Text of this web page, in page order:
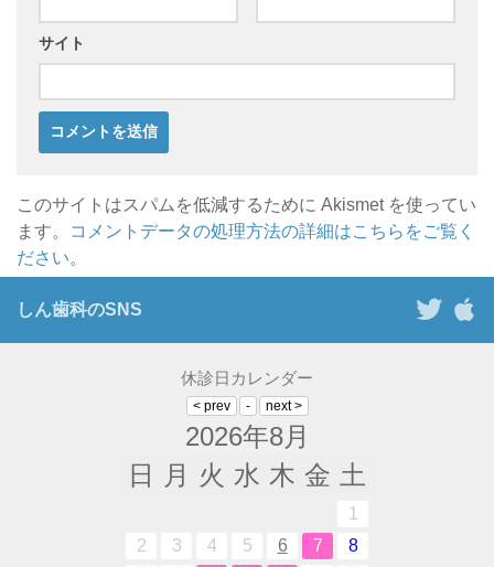
サイト
このサイトはスパムを低減するために Akismet を使ってい
ます。
コメントデータの処理方法の詳細はこちらをご覧く
ださい。
しん歯科のSNS
休診日カレンダー
2026年8月
日
月 火 水 木 金 土
1
2
3 4 5 6 7
8